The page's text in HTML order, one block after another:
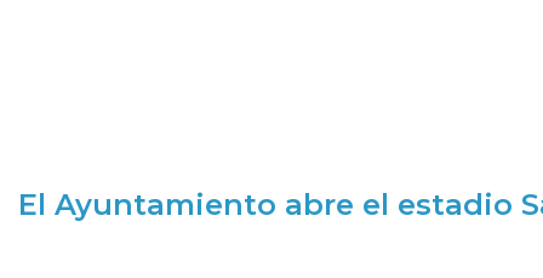
El Ayuntamiento abre el estadio